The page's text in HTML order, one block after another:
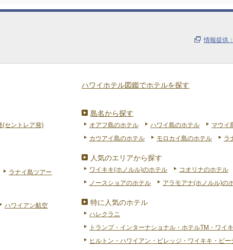
情報提供
(セントレア発)
ラナイ島ツアー
ハワイアン航空
ハワイホテル図鑑でホテルを探す
島名から探す
オアフ島のホテル ハワイ島のホテル
マウイ
カウアイ島のホテル
モロカイ島のホテル ラ
人気のエリアから探す
ワイキキ(ホノルル)のホテル コオリナのホテル
ノースショアのホテル
アラモアナ(ホノルル)の
特に人気のホテル
ハレクラニ
トランプ・インターナショナル・ホテルTM・ワイ
ヒルトン・ハワイアン・ビレッジ・ワイキキ・ビー